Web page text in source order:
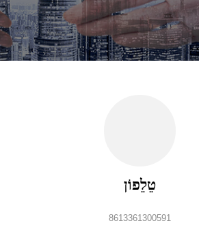
טֵלֵפוֹן
8613361300591